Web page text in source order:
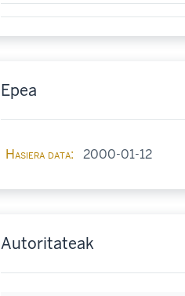
Epea
Hasiera data 2000-01-12
Autoritateak